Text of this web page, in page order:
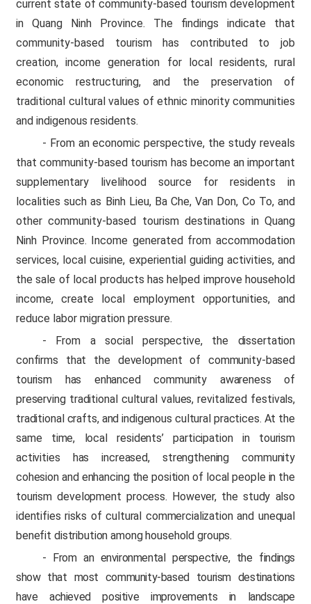
current state of community-based tourism development
in Quang Ninh Province. The findings indicate that
community-based tourism has contributed to job
creation, income generation for local residents, rural
economic restructuring, and the preservation of
traditional cultural values of ethnic minority communities
and indigenous residents.
- From an economic perspective, the study reveals
that community-based tourism has become an important
supplementary livelihood source for residents in
localities such as Binh Lieu, Ba Che, Van Don, Co To, and
other community-based tourism destinations in Quang
Ninh Province. Income generated from accommodation
services, local cuisine, experiential guiding activities, and
the sale of local products has helped improve household
income, create local employment opportunities, and
reduce labor migration pressure.
- From a social perspective, the dissertation
confirms that the development of community-based
tourism has enhanced community awareness of
preserving traditional cultural values, revitalized festivals,
traditional crafts, and indigenous cultural practices. At the
same time, local residents’ participation in tourism
activities has increased, strengthening community
cohesion and enhancing the position of local people in the
tourism development process. However, the study also
identifies risks of cultural commercialization and unequal
benefit distribution among household groups.
- From an environmental perspective, the findings
show that most community-based tourism destinations
have achieved positive improvements in landscape